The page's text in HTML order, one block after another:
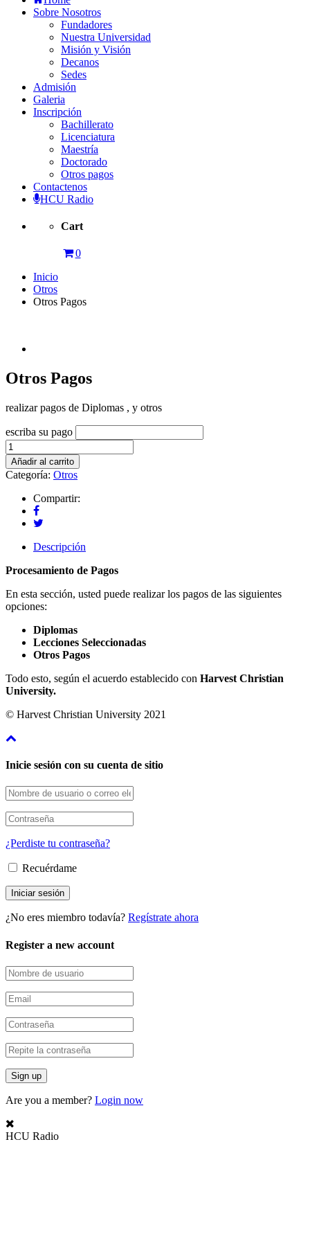
Sobre Nosotros
Fundadores
Nuestra Universidad
Misión y Visión
Decanos
Sedes
Admisión
Galeria
Inscripción
Bachillerato
Licenciatura
Maestría
Doctorado
Otros pagos
Contactenos
HCU Radio
Cart
0
Inicio
Otros
Otros Pagos
Otros Pagos
realizar pagos de Diplomas , y otros
escriba su pago
Otros
Pagos
cantidad
Añadir al carrito
Categoría: Otros
Compartir:
Descripción
Procesamiento de Pagos
En esta sección, usted puede realizar los pagos de las siguientes
opciones:
Diplomas
Lecciones Seleccionadas
Otros Pagos
Todo esto, según el acuerdo establecido con Harvest Christian
University.
© Harvest Christian University 2021
Inicie sesión con su cuenta de sitio
¿Perdiste tu contraseña?
Recuérdame
¿No eres miembro todavía? Regístrate ahora
Register a new account
Are you a member? Login now
HCU Radio